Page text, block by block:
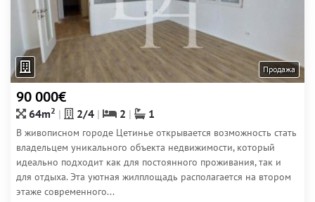
Продажа
90 000€
64m2 2/4 2 1
В живописном городе Цетинье открывается возможность стать
владельцем уникального объекта недвижимости, который
идеально подходит как для постоянного проживания, так и
для отдыха. Эта уютная жилплощадь располагается на втором
этаже современного...